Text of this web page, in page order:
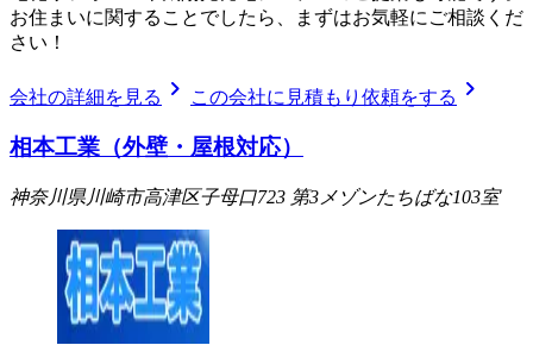
お住まいに関することでしたら、まずはお気軽にご相談くだ
さい！
会社の詳細を見る chevron_right この会社に見積もり依頼をする chevron_right
相本工業（外壁・屋根対応）
神奈川県川崎市高津区子母口723 第3メゾンたちばな103室